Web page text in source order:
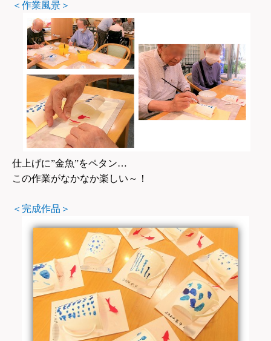
＜作業風景＞
仕上げに”金魚”をペタン…
この作業がなかなか楽しい～！
＜完成作品＞